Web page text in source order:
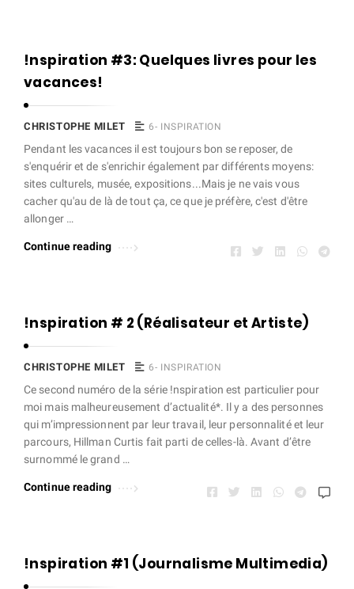
!nspiration #3: Quelques livres pour les
vacances!
CHRISTOPHE MILET 6- INSPIRATION
Pendant les vacances il est toujours bon se reposer, de
s'enquérir et de s'enrichir également par différents moyens:
sites culturels, musée, expositions...Mais je ne vais vous
cacher qu'au de là de tout ça, ce que je préfère, c'est d'être
allonger …
Continue reading
!nspiration # 2 (Réalisateur et Artiste)
CHRISTOPHE MILET 6- INSPIRATION
Ce second numéro de la série !nspiration est particulier pour
moi mais malheureusement d’actualité*. Il y a des personnes
qui m’impressionnent par leur travail, leur personnalité et leur
parcours, Hillman Curtis fait parti de celles-là. Avant d’être
surnommé le grand …
Continue reading
!nspiration #1 (Journalisme Multimedia)